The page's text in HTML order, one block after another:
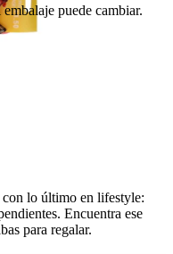
puede cambiar.
lo último en lifestyle:
Encuentra ese
para regalar.